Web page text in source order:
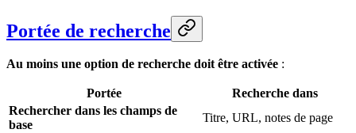
Portée de recherche
Au moins une option de recherche doit être activée :
Portée
Recherche dans
Rechercher dans les champs de
base
Titre, URL, notes de page